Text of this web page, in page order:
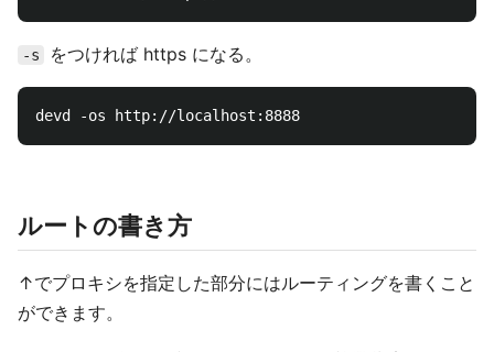
-s をつければ https になる。
ルートの書き方
↑でプロキシを指定した部分にはルーティングを書くこと
ができます。